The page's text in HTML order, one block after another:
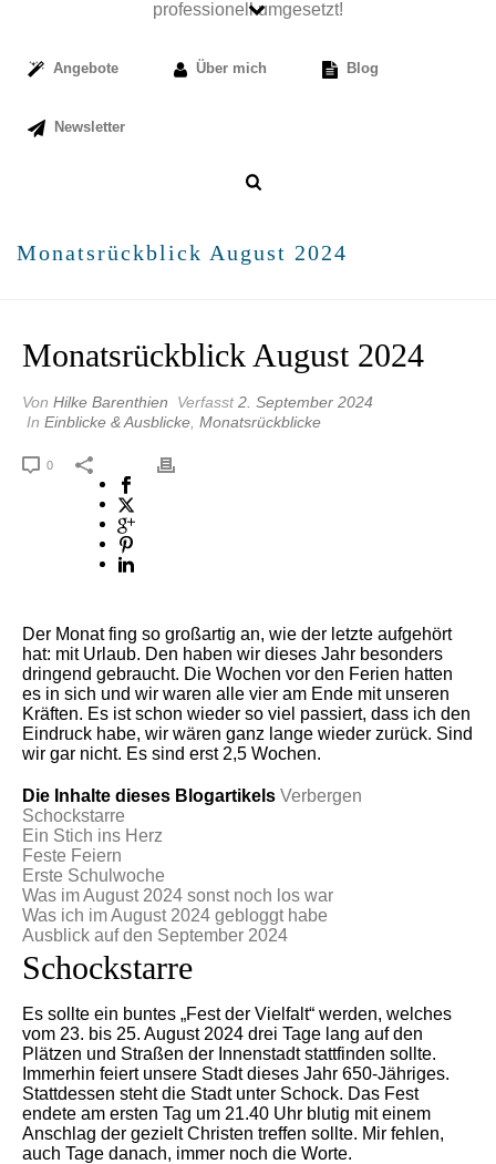
Angebote Über mich Blog
Newsletter
Monatsrückblick August 2024
Monatsrückblick August 2024
Von Hilke Barenthien Verfasst2. September 2024
In Einblicke & Ausblicke Monatsrückblicke
0
Der Monat fing so großartig an, wie der letzte aufgehört
hat: mit Urlaub. Den haben wir dieses Jahr besonders
dringend gebraucht. Die Wochen vor den Ferien hatten
es in sich und wir waren alle vier am Ende mit unseren
Kräften. Es ist schon wieder so viel passiert, dass ich den
Eindruck habe, wir wären ganz lange wieder zurück. Sind
wir gar nicht. Es sind erst 2,5 Wochen.
Die Inhalte dieses Blogartikels Verbergen
Schockstarre
Ein Stich ins Herz
Feste Feiern
Erste Schulwoche
Was im August 2024 sonst noch los war
Was ich im August 2024 gebloggt habe
Ausblick auf den September 2024
Schockstarre
Es sollte ein buntes „Fest der Vielfalt“ werden, welches
vom 23. bis 25. August 2024 drei Tage lang auf den
Plätzen und Straßen der Innenstadt stattfinden sollte.
Immerhin feiert unsere Stadt dieses Jahr 650-Jähriges.
Stattdessen steht die Stadt unter Schock. Das Fest
endete am ersten Tag um 21.40 Uhr blutig mit einem
Anschlag der gezielt Christen treffen sollte. Mir fehlen,
auch Tage danach, immer noch die Worte.